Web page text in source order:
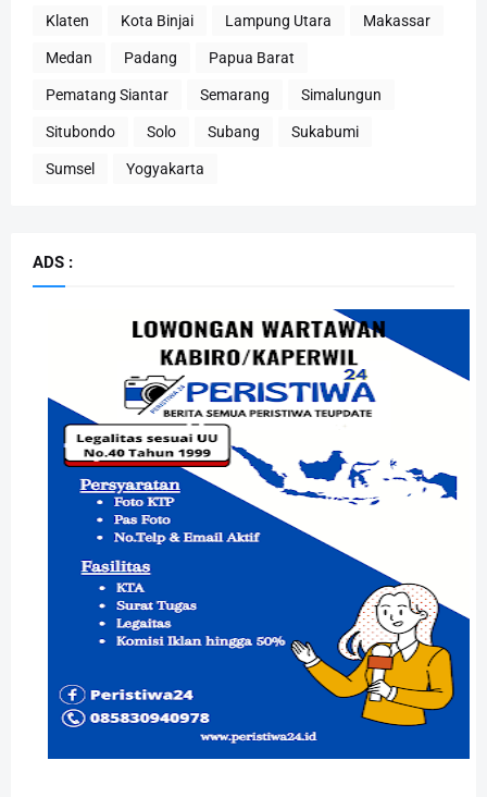
Klaten Kota Binjai Lampung Utara Makassar
Medan Padang Papua Barat
Pematang Siantar Semarang Simalungun
Situbondo Solo Subang Sukabumi
Sumsel Yogyakarta
ADS :